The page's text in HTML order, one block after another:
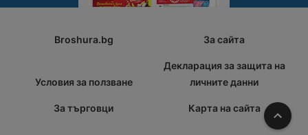
Broshura.bg За сайта
Условия за ползване
Декларация за защита на
личните данни
За търговци Карта на сайта